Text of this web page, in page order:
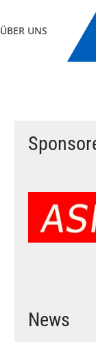
ÜBER UNS
News